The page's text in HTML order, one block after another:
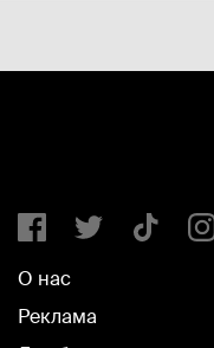
О нас
Реклама